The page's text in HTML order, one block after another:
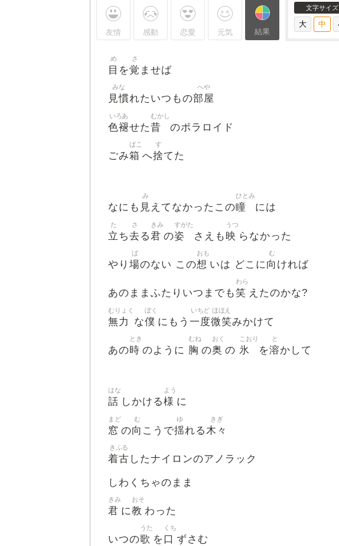
友情 感動 恋愛 元気 結果
文字サイズ
目
め
を覚
さ
ませば
見慣
みな
れたいつもの部屋
へや
色褪
いろあ
せた昔
むかし
のポラロイド
ごみ箱
ばこ
へ捨
す
てた
なにも 見
み
えてなかったこの瞳
ひとみ
には
立
た
ち去
さ
る君
きみ
の姿
すがた
さえも 映
うつ
らなかった
やり 場
ば
のない この想
おも
いは どこに向
む
ければ
あのままふたりいつまでも笑
わら
えたのかな?
無力
むりょく
な僕
ぼく
にもう 一度
いちど
微笑
ほほえ
みかけて
あの時
とき
のように 胸
むね
の奥
おく
の 氷
こおり
を溶
と
かして
話
はな
しかける様
よう
に
窓
まど
の向
む
こうで揺
ゆ
れる木々
きぎ
着古
きふる
したナイロンのアノラック
しわくちゃのまま
君
きみ
に教
おそ
わった
いつの歌
うた
を口
くち
ずさむ